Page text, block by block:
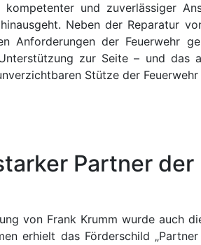
und zuverlässiger
Neben der Reparatur
Anforderungen der Feuerwehr
zur Seite – und das
Stütze der
Partner
von Frank Krumm wurde auch
erhielt das Förderschild